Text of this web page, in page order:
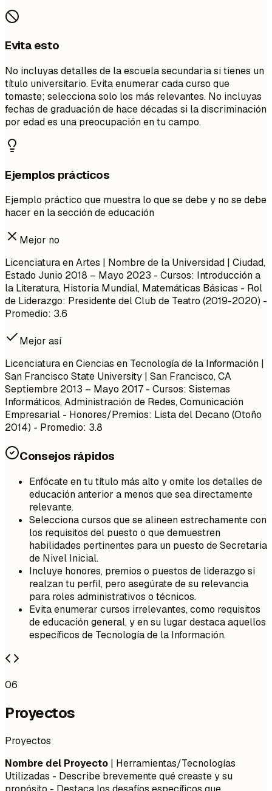
Evita esto
No incluyas detalles de la escuela secundaria si tienes un
título universitario. Evita enumerar cada curso que
tomaste; selecciona solo los más relevantes. No incluyas
fechas de graduación de hace décadas si la discriminación
por edad es una preocupación en tu campo.
Ejemplos prácticos
Ejemplo práctico que muestra lo que se debe y no se debe
hacer en la sección de educación
Mejor no
Licenciatura en Artes | Nombre de la Universidad | Ciudad,
Estado Junio 2018 – Mayo 2023 - Cursos: Introducción a
la Literatura, Historia Mundial, Matemáticas Básicas - Rol
de Liderazgo: Presidente del Club de Teatro (2019-2020) -
Promedio: 3.6
Mejor así
Licenciatura en Ciencias en Tecnología de la Información |
San Francisco State University | San Francisco, CA
Septiembre 2013 – Mayo 2017 - Cursos: Sistemas
Informáticos, Administración de Redes, Comunicación
Empresarial - Honores/Premios: Lista del Decano (Otoño
2014) - Promedio: 3.8
Consejos rápidos
Enfócate en tu título más alto y omite los detalles de
educación anterior a menos que sea directamente
relevante.
Selecciona cursos que se alineen estrechamente con
los requisitos del puesto o que demuestren
habilidades pertinentes para un puesto de Secretaria
de Nivel Inicial.
Incluye honores, premios o puestos de liderazgo si
realzan tu perfil, pero asegúrate de su relevancia
para roles administrativos o técnicos.
Evita enumerar cursos irrelevantes, como requisitos
de educación general, y en su lugar destaca aquellos
específicos de Tecnología de la Información.
06
Proyectos
Proyectos
Nombre del Proyecto | Herramientas/Tecnologías
Utilizadas - Describe brevemente qué creaste y su